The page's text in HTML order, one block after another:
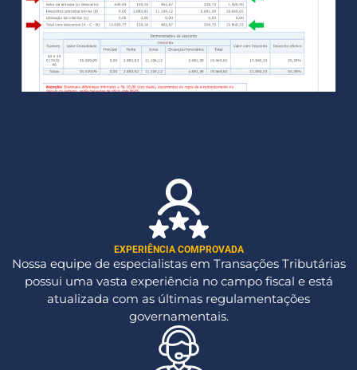
EXPERIÊNCIA COMPROVADA
Nossa equipe de especialistas em Transações Tributárias
possui uma vasta experiência no campo fiscal e está
atualizada com as últimas regulamentações
governamentais.